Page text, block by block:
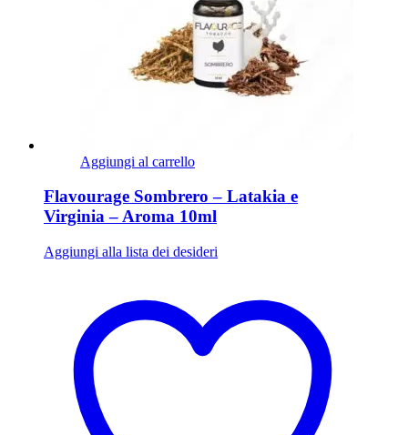
Aggiungi al carrello
Flavourage Sombrero – Latakia e
Virginia – Aroma 10ml
Aggiungi alla lista dei desideri